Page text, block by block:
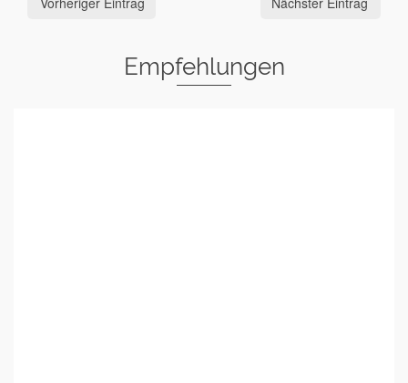
Empfehlungen